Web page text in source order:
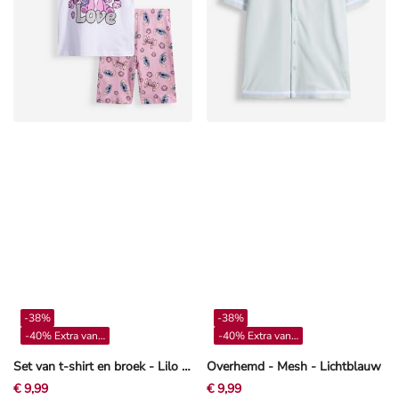
Set van t-shirt en broek - Lilo & Stitch - wit
-38%
-40% Extra vanaf 4**
€ 9,99
Overhemd - Mesh - Lichtblauw
-38%
-40% Extra vanaf 4**
€ 9,99